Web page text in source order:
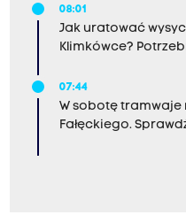
08:01
Jak uratować
Klimkówce?
07:44
W sobotę
Fałęckiego.